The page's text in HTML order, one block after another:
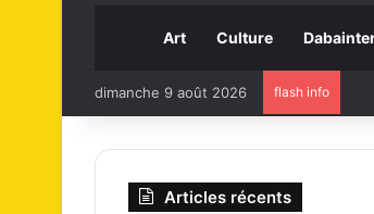
Art Culture
dimanche 9 août 2026 flash info
Articles récents